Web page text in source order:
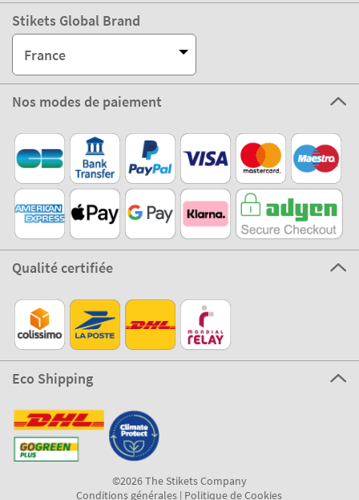
Stikets Global Brand
France
Nos modes de paiement
Qualité certifiée
Eco Shipping
©2026 The Stikets Company
Conditions générales | Politique de Cookies